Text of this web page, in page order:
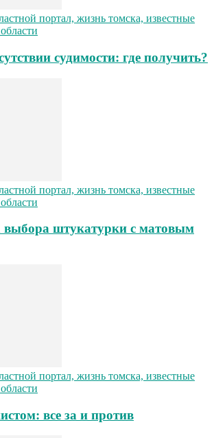
портал, жизнь томска, известные
судимости: где получить?
портал, жизнь томска, известные
выбора штукатурки с матовым
портал, жизнь томска, известные
все за и против